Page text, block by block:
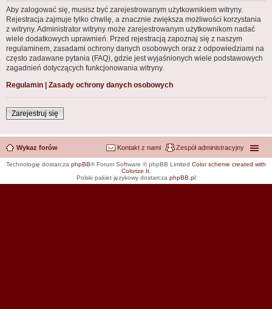
Aby zalogować się, musisz być zarejestrowanym użytkownikiem witryny.
Rejestracja zajmuje tylko chwilę, a znacznie zwiększa możliwości korzystania
z witryny. Administrator witryny może zarejestrowanym użytkownikom nadać
wiele dodatkowych uprawnień. Przed rejestracją zapoznaj się z naszym
regulaminem, zasadami ochrony danych osobowych oraz z odpowiedziami na
często zadawane pytania (FAQ), gdzie jest wyjaśnionych wiele podstawowych
zagadnień dotyczących funkcjonowania witryny.
Regulamin | Zasady ochrony danych osobowych
Zarejestruj się
Wykaz forów Zespół administracyjny
Kontakt z nami
Technologię dostarcza phpBB® Forum Software © phpBB Limited Color scheme created with
Colorize It.
Polski pakiet językowy dostarcza phpBB.pl